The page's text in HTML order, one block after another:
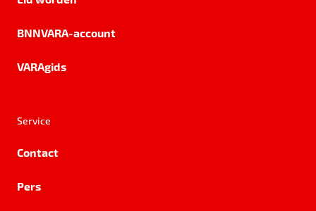
BNNVARA-account
VARAgids
Service
Contact
Pers